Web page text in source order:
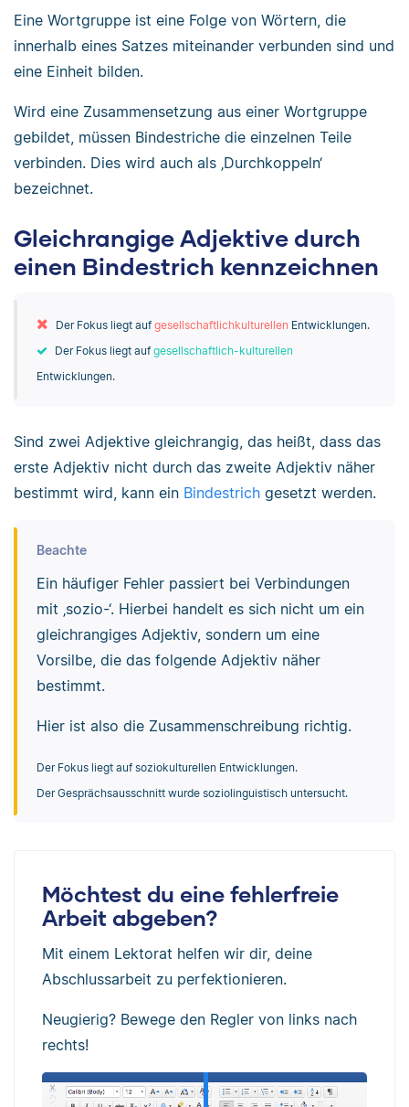
Eine Wortgruppe ist eine Folge von Wörtern, die
innerhalb eines Satzes miteinander verbunden sind und
eine Einheit bilden.
Wird eine Zusammensetzung aus einer Wortgruppe
gebildet, müssen Bindestriche die einzelnen Teile
verbinden. Dies wird auch als ‚Durchkoppeln‘
bezeichnet.
Gleichrangige Adjektive durch
einen Bindestrich kennzeichnen
Der Fokus liegt auf gesellschaftlichkulturellen Entwicklungen.
Der Fokus liegt auf gesellschaftlich-kulturellen
Entwicklungen.
Sind zwei Adjektive gleichrangig, das heißt, dass das
erste Adjektiv nicht durch das zweite Adjektiv näher
bestimmt wird, kann ein Bindestrich gesetzt werden.
Beachte
Ein häufiger Fehler passiert bei Verbindungen
mit ‚sozio-‘. Hierbei handelt es sich nicht um ein
gleichrangiges Adjektiv, sondern um eine
Vorsilbe, die das folgende Adjektiv näher
bestimmt.
Hier ist also die Zusammenschreibung richtig.
Der Fokus liegt auf soziokulturellen Entwicklungen.
Der Gesprächsausschnitt wurde soziolinguistisch untersucht.
Möchtest du eine fehlerfreie
Arbeit abgeben?
Mit einem Lektorat helfen wir dir, deine
Abschlussarbeit zu perfektionieren.
Neugierig? Bewege den Regler von links nach
rechts!